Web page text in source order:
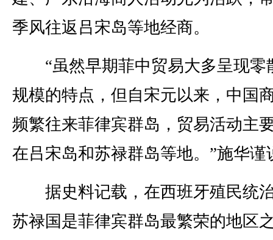
季风往返吕宋岛等地经商。
“虽然早期菲中贸易大多呈现零
规模的特点，但自宋元以来，中国
频繁往来菲律宾群岛，贸易活动主
在吕宋岛和苏禄群岛等地。”施华谨
据史料记载，在西班牙殖民统
苏禄国是菲律宾群岛最繁荣的地区